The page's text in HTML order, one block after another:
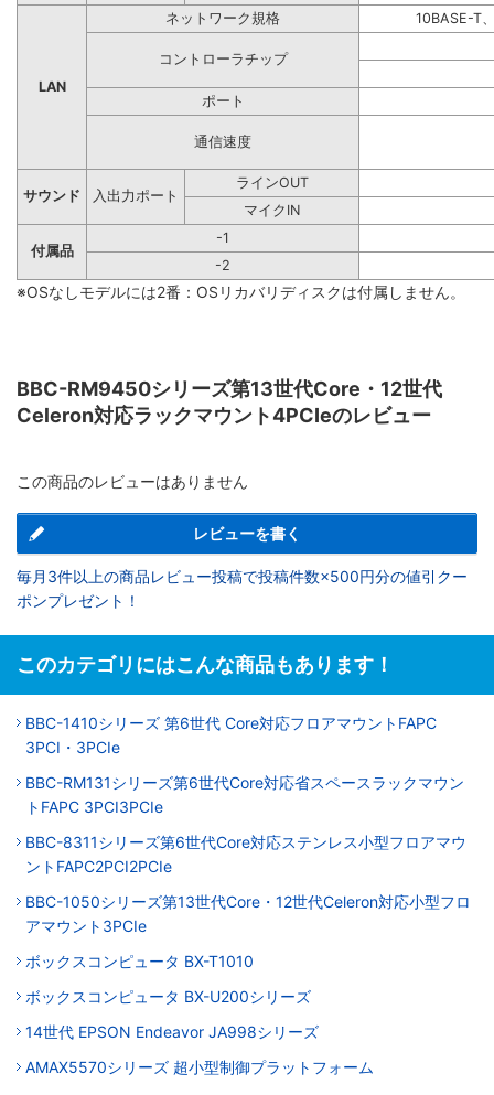
LAN
ネットワーク規格 10BASE-T
コントローラチップ
ポート
通信速度
サウンド 入出力ポート
ラインOUT
マイクIN
付属品
-1
-2
※OSなしモデルには2番：OSリカバリディスクは付属しません。
BBC-RM9450シリーズ第13世代Core・12世代
Celeron対応ラックマウント4PCIeのレビュー
この商品のレビューはありません
レビューを書く
毎月3件以上の商品レビュー投稿で投稿件数×500円分の値引クー
ポンプレゼント！
このカテゴリにはこんな商品もあります！
BBC-1410シリーズ 第6世代 Core対応フロアマウントFAPC
3PCI・3PCIe
BBC-RM131シリーズ第6世代Core対応省スペースラックマウン
トFAPC 3PCI3PCIe
BBC-8311シリーズ第6世代Core対応ステンレス小型フロアマウ
ントFAPC2PCI2PCIe
BBC-1050シリーズ第13世代Core・12世代Celeron対応小型フロ
アマウント3PCIe
ボックスコンピュータ BX-T1010
ボックスコンピュータ BX-U200シリーズ
14世代 EPSON Endeavor JA998シリーズ
AMAX5570シリーズ 超小型制御プラットフォーム